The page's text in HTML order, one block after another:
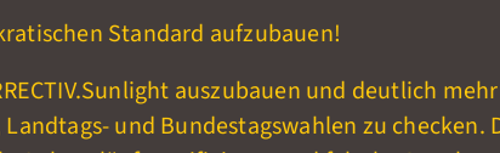
Standard aufzubauen!
auszubauen und deutlich mehr
und Bundestagswahlen zu checken.